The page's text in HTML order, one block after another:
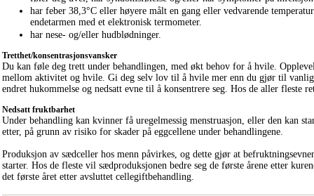
har feber 38,3°C eller høyere målt en gang eller vedvarende
endetarmen med et elektronisk termometer.
har nese- og/eller hudblødninger.
Tretthet/konsentrasjonsvansker
Du kan føle deg trett under behandlingen, med økt behov for å hvile.
mellom aktivitet og hvile. Gi deg selv lov til å hvile mer enn du gjør til
endret hukommelse og nedsatt evne til å konsentrere seg. Hos de aller fleste
Nedsatt fruktbarhet
Under behandling kan kvinner få uregelmessig menstruasjon, eller den kan
etter, på grunn av risiko for skader på eggcellene under behandlingene.
Produksjon av sædceller hos menn påvirkes, og dette gjør at
starter. Hos de fleste vil sædproduksjonen bedre seg de første årene etter
det første året etter avsluttet cellegiftbehandling.